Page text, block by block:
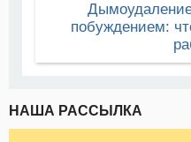
побуждением:
НАША РАССЫЛКА